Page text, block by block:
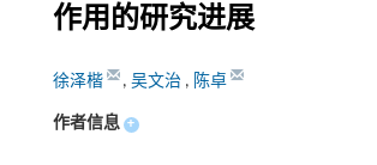
作用的研究进展
徐泽楷 , 吴文治 , 陈卓
作者信息 +